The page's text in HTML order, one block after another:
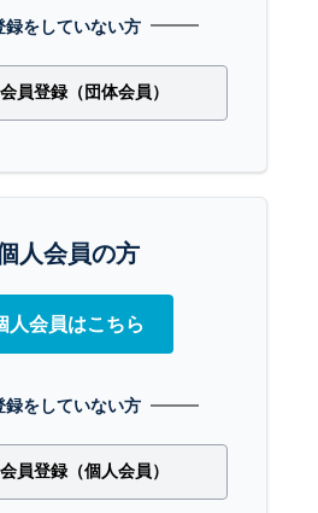
録をしていない方
員登録（団体会員）
人会員の方
人会員はこちら
録をしていない方
員登録（個人会員）